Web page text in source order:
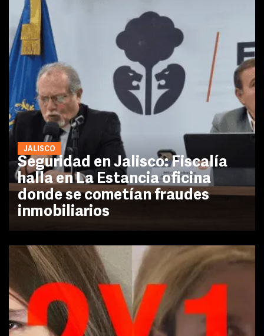
JALISCO
Seguridad en Jalisco: Fiscalía
halla en La Estancia oficina
donde se cometían fraudes
inmobiliarios